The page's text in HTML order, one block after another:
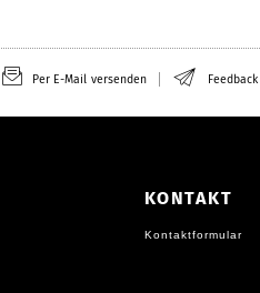
Per E-Mail versenden
KONTAKT
Kontaktformular